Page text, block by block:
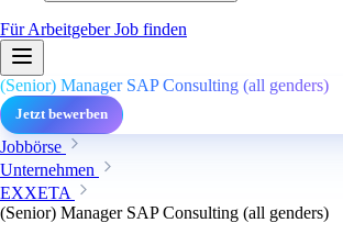
Für ArbeitgeberJob finden
(Senior) Manager SAP Consulting (all genders)
Jetzt bewerben
Jobbörse
Unternehmen
EXXETA
(Senior) Manager SAP Consulting (all genders)